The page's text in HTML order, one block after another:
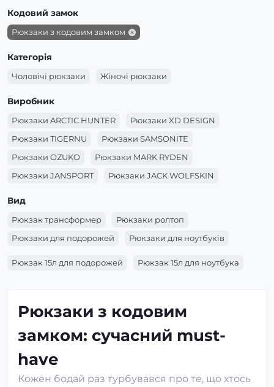
Кодовий замок
Рюкзаки з кодовим замком
Категорія
Чоловічі рюкзаки Жіночі рюкзаки
Виробник
Рюкзаки ARCTIC HUNTER
Рюкзаки XD DESIGN
Рюкзаки TIGERNU
Рюкзаки SAMSONITE
Рюкзаки OZUKO
Рюкзаки MARK RYDEN
Рюкзаки JANSPORT
Рюкзаки JACK WOLFSKIN
Вид
Рюкзак трансформер
Рюкзаки ролтоп
Рюкзаки для подорожей
Рюкзаки для ноутбуків
Рюкзак 15л для подорожей Рюкзак 15л для ноутбука
Рюкзаки з кодовим
замком: сучасний must-
have
Кожен бодай раз турбувався про те, що хтось